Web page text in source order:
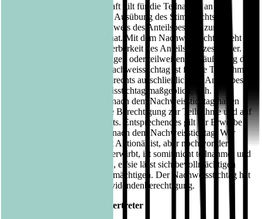
Im Verhältnis zur Gesellschaft gilt für die Teilnahme an der
Hauptversammlung und die Ausübung des Stimmrechts als
Aktionär nur, wer den Nachweis des Anteilsbesitzes zum
Nachweisstichtag erbracht hat. Mit dem Nachweisstichtag geht
keine Sperre für die Veräußerbarkeit des Anteilsbesitzes einher.
Auch im Fall der (vollständigen oder teilweisen) Veräußerung des
Anteilsbesitzes nach dem Nachweisstichtag ist für die Teilnahme
und den Umfang des Stimmrechts ausschließlich der Anteilsbesitz
des Aktionärs zum Nachweisstichtag maßgeblich; d. h.
Veräußerungen von Aktien nach dem Nachweisstichtag haben
keine Auswirkungen auf die Berechtigung zur Teilnahme und auf
den Umfang des Stimmrechts. Entsprechendes gilt für Erwerbe
und Zuerwerbe von Aktien nach dem Nachweisstichtag. Wer
zum Nachweisstichtag nicht Aktionär ist, aber noch vor der
Hauptversammlung Aktien erwirbt, ist somit nicht teilnahme- und
stimmberechtigt, es sei denn, er/sie lässt sich bevollmächtigen
oder zur Rechtsausübung ermächtigen. Der Nachweisstichtag hat
keine Bedeutung für die Dividendenberechtigung.
Stimmrecht/Stimmrechtsvertreter